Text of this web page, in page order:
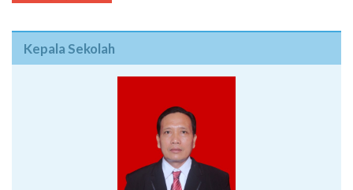
Kepala Sekolah